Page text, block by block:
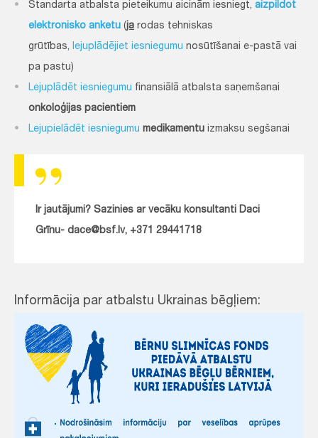
Standarta atbalsta pieteikumu aicinām iesniegt, aizpildot
elektronisko anketu ( ja rodas tehniskas
grūtības, lejuplādējiet iesniegumu nosūtīšanai e-pastā vai
pa pastu)
Lejuplādēt iesniegumu finansiālā atbalsta saņemšanai
onkoloģijas pacientiem
Lejupielādēt iesniegumu medikamentu izmaksu segšanai
Ir jautājumi? Sazinies ar vecāku konsultanti Daci
Grīnu- dace@bsf.lv, +371 29441718
Informācija par atbalstu Ukrainas bēgļiem: